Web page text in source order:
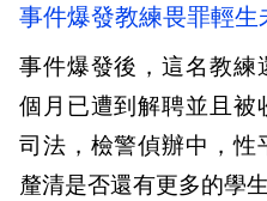
事件爆發教練畏罪輕
事件爆發後，這名教練
個月已遭到解聘並且被
司法，檢警偵辦中，性
釐清是否還有更多的學生